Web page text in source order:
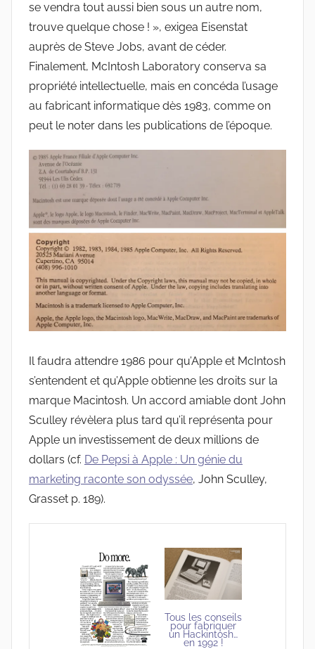
se vendra tout aussi bien sous un autre nom,
trouve quelque chose ! », exigea Eisenstat
auprès de Steve Jobs, avant de céder.
Finalement, McIntosh Laboratory conserva sa
propriété intellectuelle, mais en concéda l’usage
au fabricant informatique dès 1983, comme on
peut le noter dans les publications de l’époque.
Il faudra attendre 1986 pour qu’Apple et McIntosh
s’entendent et qu’Apple obtienne les droits sur la
marque Macintosh. Un accord amiable dont John
Sculley révèlera plus tard qu’il représenta pour
Apple un investissement de deux millions de
dollars (cf. De Pepsi à Apple : Un génie du
marketing raconte son odyssée, John Sculley,
Grasset p. 189).
Tous les conseils
pour fabriquer
un Hackintosh…
en 1992 !